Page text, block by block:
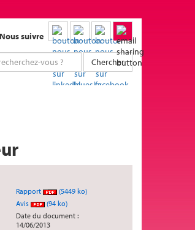
Nous suivre
Chercher
Rapport
(5449 ko)
Avis
(94 ko)
Date du document :
14/06/2013